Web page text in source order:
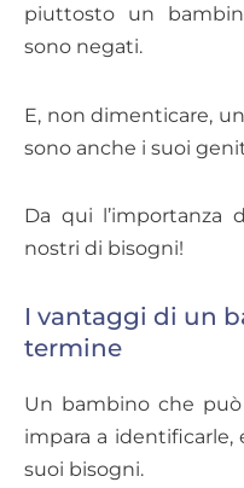
piuttosto un
sono negati.
E, non dimenticare,
sono anche i suoi
Da qui l’importanza
nostri di bisogni!
I vantaggi di un
termine
Un bambino che
impara a identificarle,
suoi bisogni.